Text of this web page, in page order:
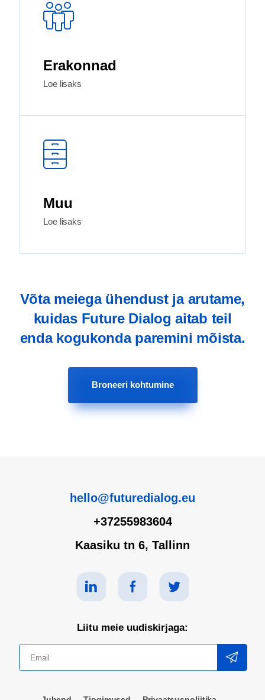
Erakonnad
Loe lisaks
Muu
Loe lisaks
Võta meiega ühendust ja arutame,
kuidas Future Dialog aitab teil
enda kogukonda paremini mõista.
Broneeri kohtumine
hello@futuredialog.eu
+37255983604
Kaasiku tn 6, Tallinn
Liitu meie uudiskirjaga: